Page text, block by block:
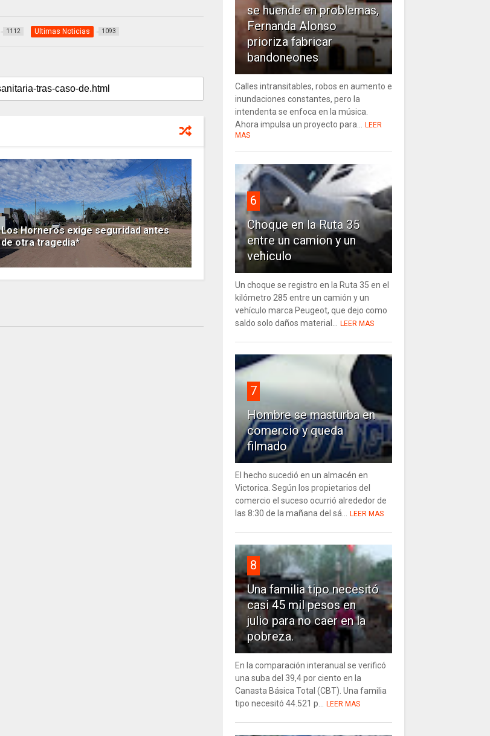
1112 Ultimas Noticias 1093
Los Horneros exige seguridad antes
de otra tragedia*
se huende en problemas,
Fernanda Alonso
prioriza fabricar
bandoneones
Calles intransitables, robos en aumento e
inundaciones constantes, pero la
intendenta se enfoca en la música.
Ahora impulsa un proyecto para... LEER
MAS
6
Choque en la Ruta 35
entre un camion y un
vehiculo
Un choque se registro en la Ruta 35 en el
kilómetro 285 entre un camión y un
vehículo marca Peugeot, que dejo como
saldo solo daños material... LEER MAS
7
Hombre se masturba en
comercio y queda
filmado
El hecho sucedió en un almacén en
Victorica. Según los propietarios del
comercio el suceso ocurrió alrededor de
las 8:30 de la mañana del sá... LEER MAS
8
Una familia tipo necesitó
casi 45 mil pesos en
julio para no caer en la
pobreza.
En la comparación interanual se verificó
una suba del 39,4 por ciento en la
Canasta Básica Total (CBT). Una familia
tipo necesitó 44.521 p... LEER MAS